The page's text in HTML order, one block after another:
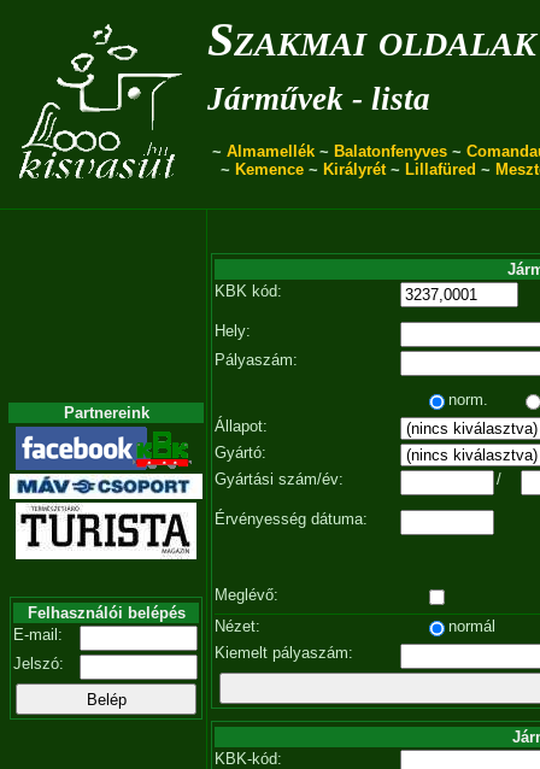
Szakmai oldalak
Járművek - lista
~ Almamellék ~ Balatonfenyves ~
~ Kemence~ Királyrét~ Lillafüred ~
Partnereink
Felhasználói belépés
E-mail:
Jelszó:
KBK kód:
Hely:
Pályaszám:
norm.
Állapot:
Gyártó:
Gyártási szám/év:
/
Érvényesség dátuma:
Meglévő:
Nézet:
normál
Kiemelt pályaszám:
KBK-kód: